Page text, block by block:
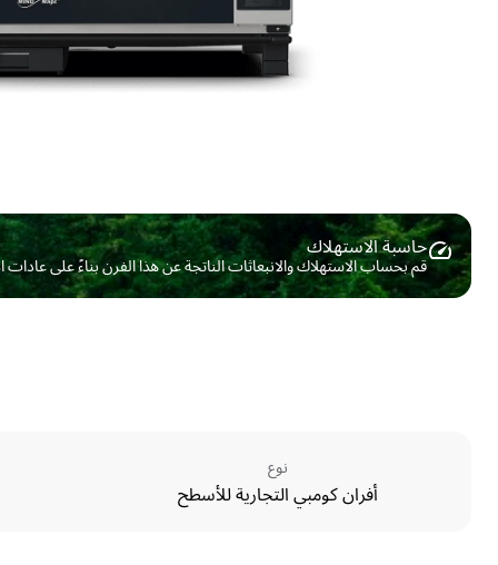
حاسبة الاستهلاك ​
قم بحساب الاستهلاك والانبعاثات الناتجة عن هذا الفرن بناءً على
نوع
أفران كومبي التجارية للأسطح